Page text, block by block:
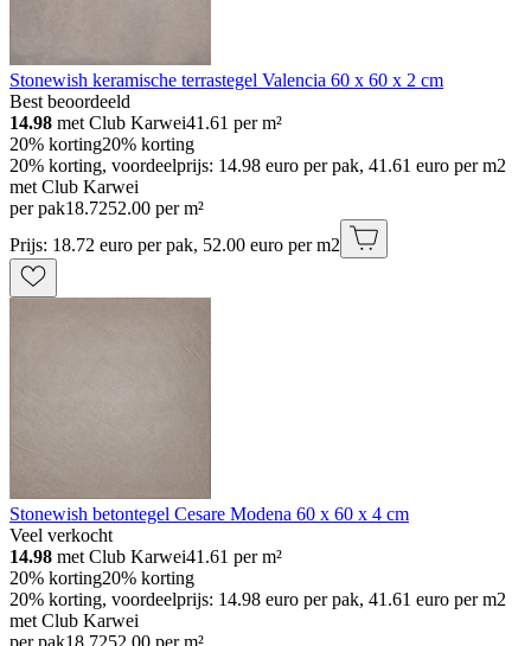
Stonewish keramische terrastegel Valencia 60 x 60 x 2 cm
Best beoordeeld
14.98 met Club Karwei41.61 per m²
20% korting20% korting
20% korting, voordeelprijs: 14.98 euro per pak, 41.61 euro per m2
met Club Karwei
per pak18.7252.00 per m²
Prijs: 18.72 euro per pak, 52.00 euro per m2
Stonewish betontegel Cesare Modena 60 x 60 x 4 cm
Veel verkocht
14.98 met Club Karwei41.61 per m²
20% korting20% korting
20% korting, voordeelprijs: 14.98 euro per pak, 41.61 euro per m2
met Club Karwei
per pak18 7252.00 per m²